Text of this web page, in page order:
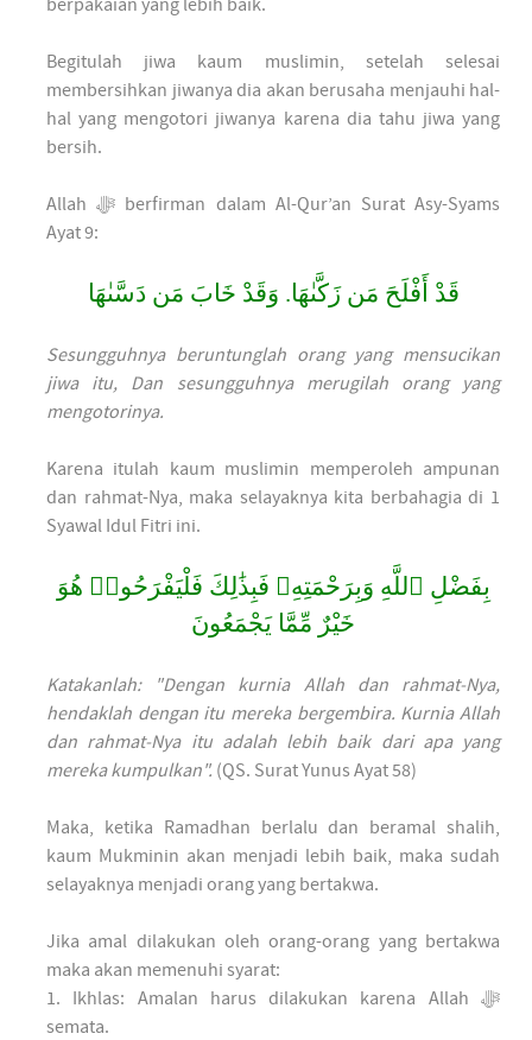
berpakaian yang lebih baik.
Begitulah jiwa kaum muslimin, setelah selesai
membersihkan jiwanya dia akan berusaha menjauhi hal-
hal yang mengotori jiwanya karena dia tahu jiwa yang
bersih.
Allah ﷻ berfirman dalam Al-Qur’an Surat Asy-Syams
Ayat 9:
قَدْ أَفْلَحَ مَن زَكَّىٰهَا. وَقَدْ خَابَ مَن دَسَّىٰهَا
Sesungguhnya beruntunglah orang yang mensucikan
jiwa itu, Dan sesungguhnya merugilah orang yang
mengotorinya.
Karena itulah kaum muslimin memperoleh ampunan
dan rahmat-Nya, maka selayaknya kita berbahagia di 1
Syawal Idul Fitri ini.
بِفَضْلِ ٱللَّهِ وَبِرَحْمَتِهِۦ فَبِذَٰلِكَ فَلْيَفْرَحُوا۟ هُوَ
خَيْرٌ مِّمَّا يَجْمَعُونَ
Katakanlah: "Dengan kurnia Allah dan rahmat-Nya,
hendaklah dengan itu mereka bergembira. Kurnia Allah
dan rahmat-Nya itu adalah lebih baik dari apa yang
mereka kumpulkan". (QS. Surat Yunus Ayat 58)
Maka, ketika Ramadhan berlalu dan beramal shalih,
kaum Mukminin akan menjadi lebih baik, maka sudah
selayaknya menjadi orang yang bertakwa.
Jika amal dilakukan oleh orang-orang yang bertakwa
maka akan memenuhi syarat:
1. Ikhlas: Amalan harus dilakukan karena Allah ﷻ
semata.